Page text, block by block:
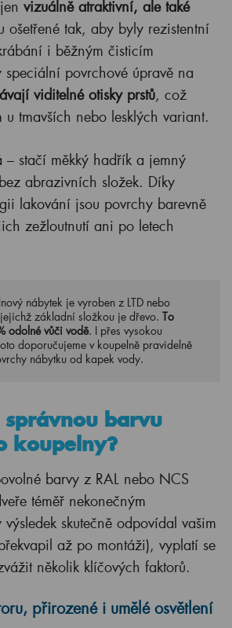
vizuálně atraktivní, ale také
ošetřené tak, aby byly rezistentní
i běžným čisticím
speciální povrchové úpravě na
viditelné otisky prstů, což
u tmavších nebo lesklých variant.
– stačí měkký hadřík a jemný
abrazivních složek. Díky
lakování jsou povrchy barevně
zežloutnutí ani po letech
nábytek je vyroben z LTD nebo
základní složkou je dřevo. To
odolné vůči vodě. I přes vysokou
doporučujeme v koupelně pravidelně
nábytku od kapek vody.
barvu
koupelny?
barvy z RAL nebo NCS
téměř nekonečným
skutečně odpovídal vašim
až po montáži), vyplatí se
několik klíčových faktorů.
přirozené i umělé osvětlení